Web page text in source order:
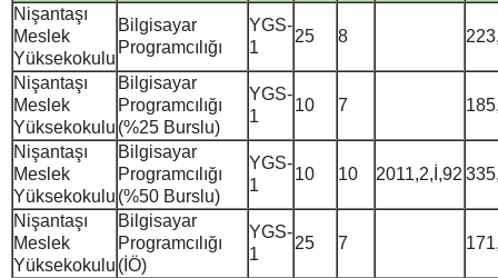
Nişantaşı
Meslek
Yüksekokulu
Bilgisayar
Programcılığı
YGS-
1
25 8
Nişantaşı
Meslek
Yüksekokulu
Bilgisayar
Programcılığı
(%25 Burslu)
YGS-
1
10 7
Nişantaşı
Meslek
Yüksekokulu
Bilgisayar
Programcılığı
(%50 Burslu)
YGS-
1
10 10 2011,2,İ,92
Nişantaşı
Meslek
Yüksekokulu
Bilgisayar
Programcılığı
(İÖ)
YGS-
1
25 7